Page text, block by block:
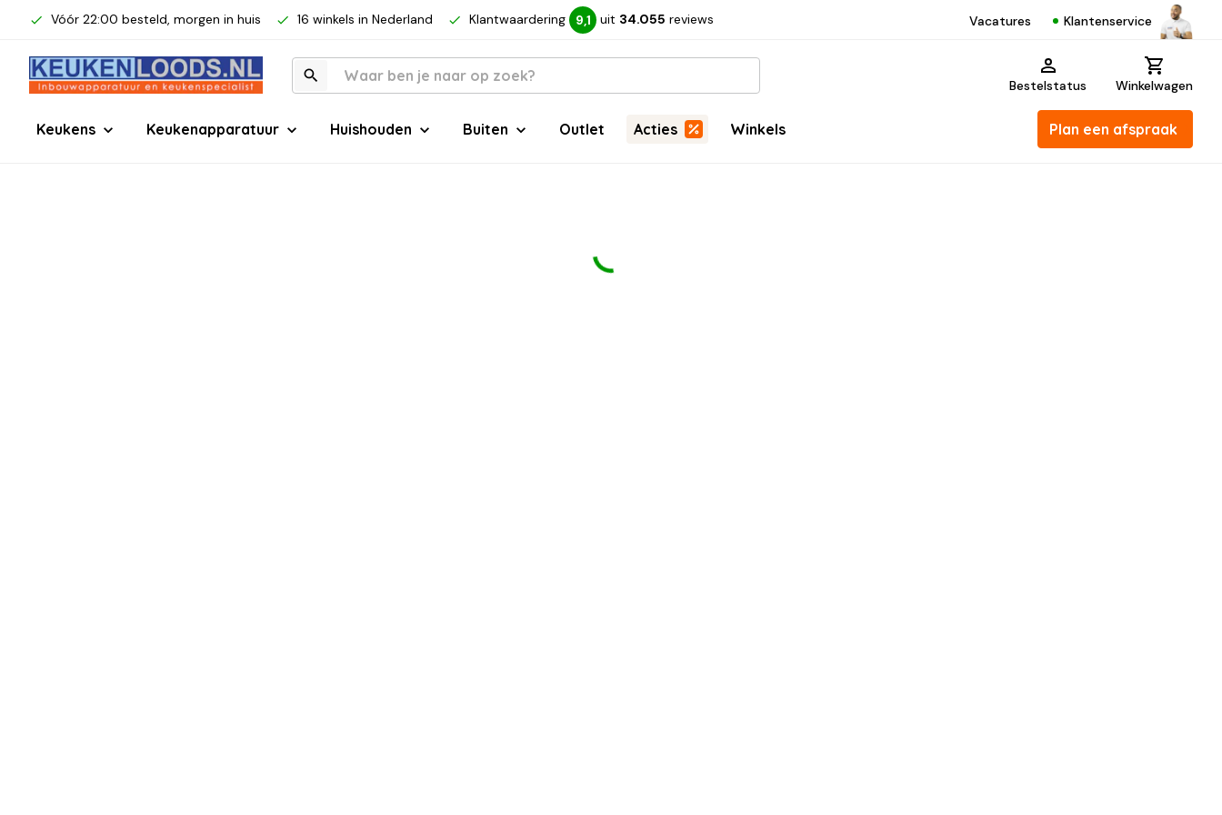
Vóór 22:00 besteld, morgen in huis 16 winkels in Nederland Klantwaardering 9,1 uit 34.055 reviews Vacatures Klantenservice
Bestelstatus Winkelwagen
Keukens Keukenapparatuur Huishouden Buiten Outlet Acties Winkels Plan een afspraak